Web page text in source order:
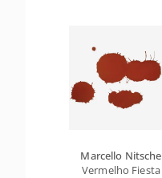
Marcello Nitsche
Vermelho Fiesta